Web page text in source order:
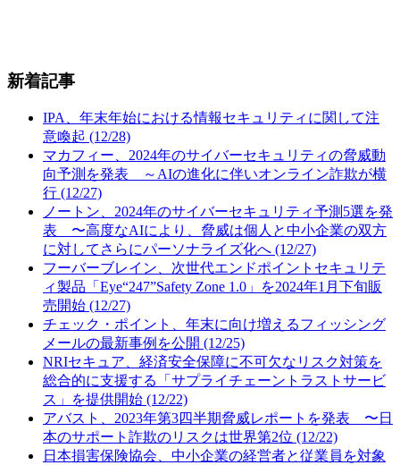
新着記事
IPA、年末年始における情報セキュリティに関して注
意喚起 (12/28)
マカフィー、2024年のサイバーセキュリティの脅威動
向予測を発表 ～AIの進化に伴いオンライン詐欺が横
行 (12/27)
ノートン、2024年のサイバーセキュリティ予測5選を発
表 〜高度なAIにより、脅威は個人と中小企業の双方
に対してさらにパーソナライズ化へ (12/27)
フーバーブレイン、次世代エンドポイントセキュリテ
ィ製品「Eye“247”Safety Zone 1.0」を2024年1月下旬販
売開始 (12/27)
チェック・ポイント、年末に向け増えるフィッシング
メールの最新事例を公開 (12/25)
NRIセキュア、経済安全保障に不可欠なリスク対策を
総合的に支援する「サプライチェーントラストサービ
ス」を提供開始 (12/22)
アバスト、2023年第3四半期脅威レポートを発表 〜日
本のサポート詐欺のリスクは世界第2位 (12/22)
日本損害保険協会、中小企業の経営者と従業員を対象